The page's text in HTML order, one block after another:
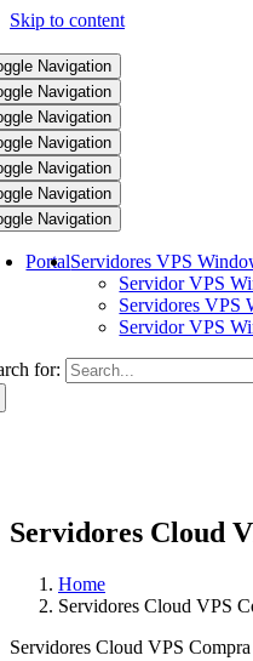
Skip to content
Navigation
Navigation
Navigation
Navigation
Navigation
Navigation
Navigation
PortalServidores VPS
Servidor VPS
Servidores VPS
Servidor VPS
for:
Servidores Cloud
Home
Servidores Cloud VPS
Servidores Cloud VPS